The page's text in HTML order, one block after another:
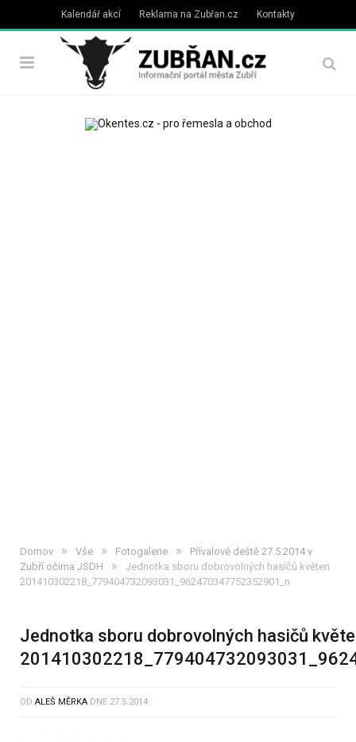
Kalendář akcí Reklama na Zubřan.cz Kontakty
Domov » Vše » Fotogalerie »
Přívalové deště 27.5.2014 v
Zubří očima JSDH
»
Jednotka sboru dobrovolných hasičů květen
201410302218_779404732093031_962470347752352901_n
Jednotka sboru dobrovolných hasičů
OD ALEŠ MĚRKA DNE 27.5.2014